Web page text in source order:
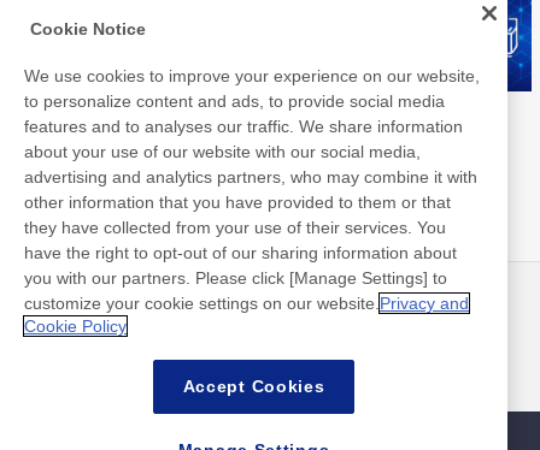
FAQ Nittoライブラリ
ニュース
お問い合わせ
よくあるご質問
Cookie Notice
We use cookies to improve your experience on our website,
to personalize content and ads, to provide social media
features and to analyses our traffic. We share information
about your use of our website with our social media,
advertising and analytics partners, who may combine it with
other information that you have provided to them or that
they have collected from your use of their services. You
have the right to opt-out of our sharing information about
you with our partners. Please click [Manage Settings] to
customize your cookie settings on our website. Privacy and
Cookie Policy
Accept Cookies